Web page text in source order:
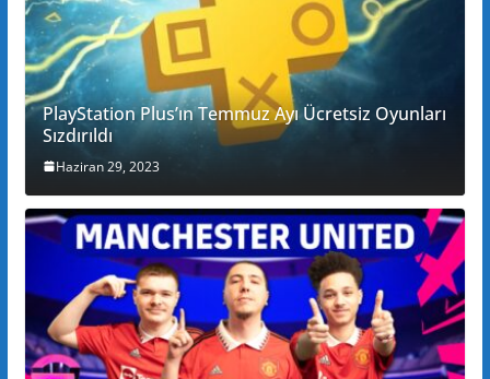
PlayStation Plus’ın Temmuz Ayı Ücretsiz Oyunları
Sızdırıldı
Haziran 29, 2023